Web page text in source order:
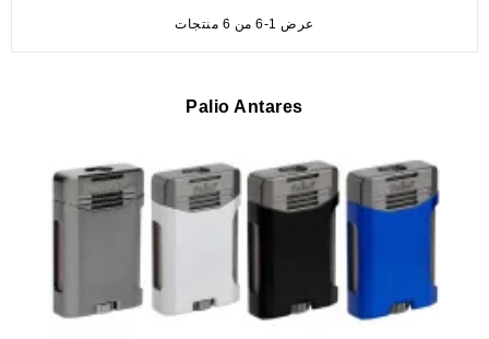
عرض 1-6 من 6 منتجات
Palio Antares